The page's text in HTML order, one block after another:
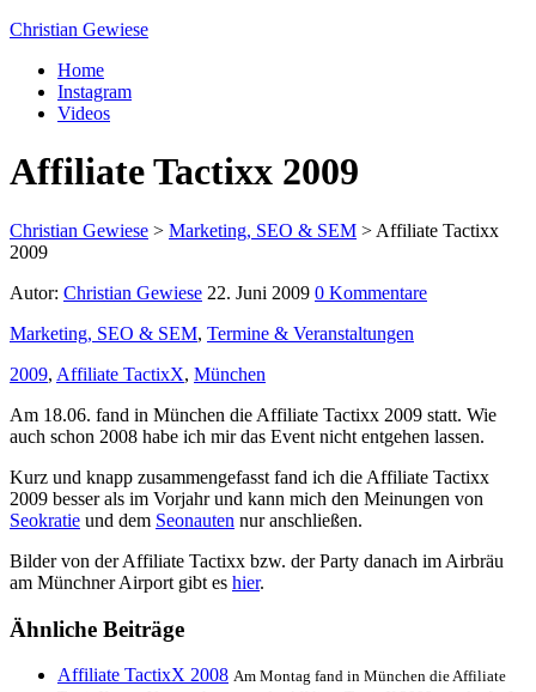
Christian Gewiese
Home
Instagram
Videos
Affiliate Tactixx 2009
Christian Gewiese > Marketing, SEO & SEM > Affiliate Tactixx
2009
Autor: Christian Gewiese 22. Juni 2009 0 Kommentare
Marketing, SEO & SEM, Termine & Veranstaltungen
2009, Affiliate TactixX, München
Am 18.06. fand in München die Affiliate Tactixx 2009 statt. Wie
auch schon 2008 habe ich mir das Event nicht entgehen lassen.
Kurz und knapp zusammengefasst fand ich die Affiliate Tactixx
2009 besser als im Vorjahr und kann mich den Meinungen von
Seokratie und dem Seonauten nur anschließen.
Bilder von der Affiliate Tactixx bzw. der Party danach im Airbräu
am Münchner Airport gibt es hier.
Ähnliche Beiträge
Affiliate TactixX 2008 Am Montag fand in München die Affiliate